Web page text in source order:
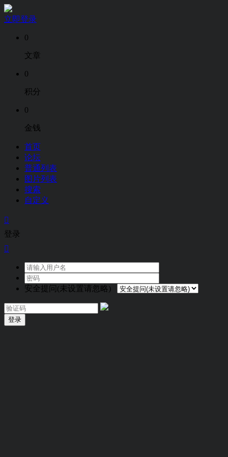
立即登录
0
文章
0
积分
0
金钱
首页
论坛
普通列表
图片列表
搜索
自定义

登录

安全提问(未设置请忽略)
登录